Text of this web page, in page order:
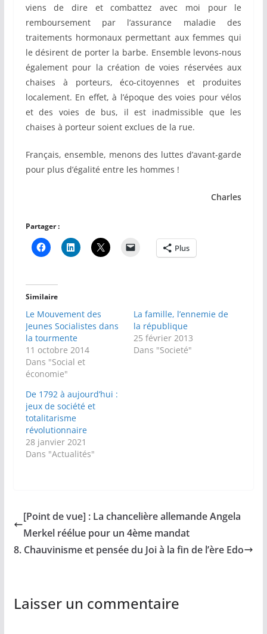
viens de dire et combattez avec moi pour le
remboursement par l’assurance maladie des
traitements hormonaux permettant aux femmes qui
le désirent de porter la barbe. Ensemble levons-nous
également pour la création de voies réservées aux
chaises à porteurs, éco-citoyennes et produites
localement. En effet, à l’époque des voies pour vélos
et des voies de bus, il est inadmissible que les
chaises à porteur soient exclues de la rue.
Français, ensemble, menons des luttes d’avant-garde
pour plus d’égalité entre les hommes !
Charles
Partager :
Plus
Similaire
Le Mouvement des
Jeunes Socialistes dans
la tourmente
11 octobre 2014
Dans "Social et
économie"
La famille, l’ennemie de
la république
25 février 2013
Dans "Societé"
De 1792 à aujourd’hui :
jeux de société et
totalitarisme
révolutionnaire
28 janvier 2021
Dans "Actualités"
[Point de vue] : La chancelière allemande Angela
Merkel réélue pour un 4ème mandat
8. Chauvinisme et pensée du Joi à la fin de l’ère Edo
Laisser un commentaire